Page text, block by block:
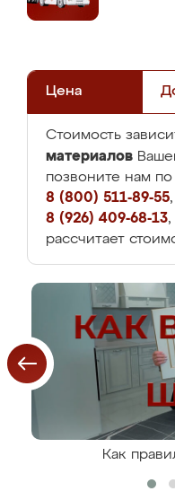
Цена
Стоимость
материалов
позвоните нам
8 (800) 511-89-55,
8 (926) 409-68-13
рассчитает
Как